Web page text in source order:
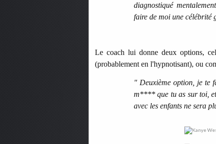
diagnostiqué
faire de moi une célébrité
Le coach lui donne deux options,
(probablement en l'hypnotisant), ou
" Deuxième option, je te
m**** que tu as sur toi,
avec les enfants ne sera